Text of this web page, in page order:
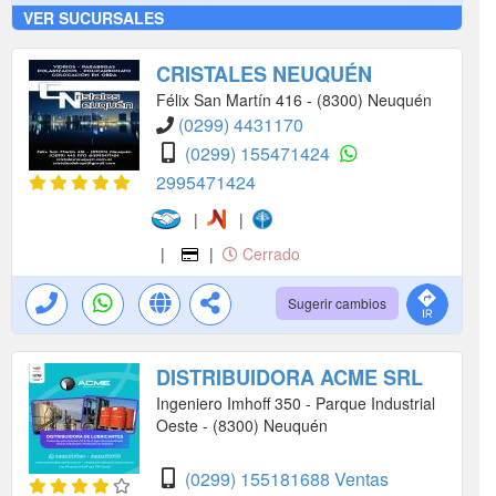
VER SUCURSALES
CRISTALES NEUQUÉN
Félix San Martín 416 - (8300) Neuquén
(0299) 4431170
(0299) 155471424
2995471424
|
|
|
| Cerrado
Sugerir cambios
DISTRIBUIDORA ACME SRL
Ingeniero Imhoff 350 - Parque Industrial
Oeste - (8300) Neuquén
(0299) 155181688 Ventas